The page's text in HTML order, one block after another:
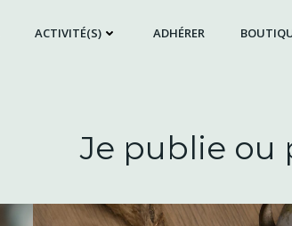
ACTIVITÉ(S) ADHÉRER
Je publie ou